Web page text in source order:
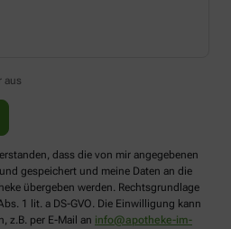
aus
dass die von mir angegebenen
gespeichert und meine Daten an die
übergeben werden. Rechtsgrundlage
1 lit. a DS-GVO. Die Einwilligung kann
z.B. per E-Mail an info@apotheke-im-